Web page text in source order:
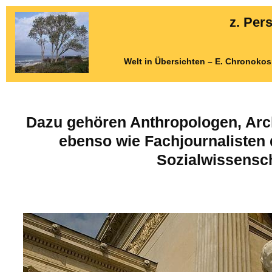
z.
Welt in Übersichten – E.
Dazu gehören Anthropologen,
ebenso wie Fachjournalisten